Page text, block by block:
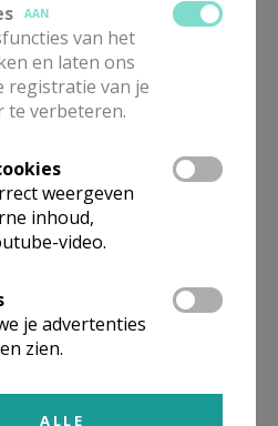
plaats. Via de
aanbod van kerken in de buurt
zocht? Hier vind je
AAN
van het
en laten ons
registratie van je
te verbeteren.
weergeven
inhoud,
video.
je advertenties
zien.
ALLE